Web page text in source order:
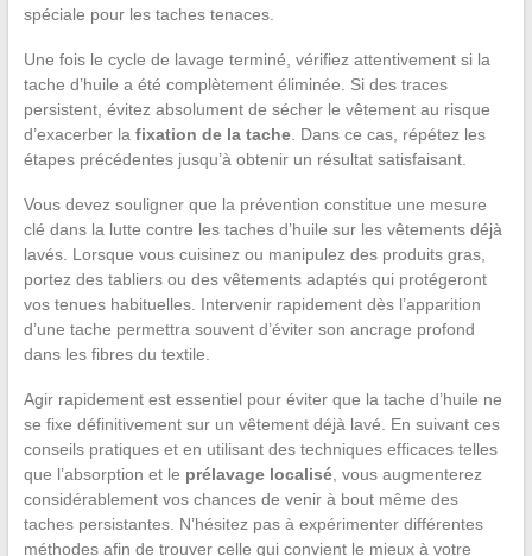
spéciale pour les taches tenaces.
Une fois le cycle de lavage terminé, vérifiez attentivement si la
tache d’huile a été complètement éliminée. Si des traces
persistent, évitez absolument de sécher le vêtement au risque
d’exacerber la fixation de la tache. Dans ce cas, répétez les
étapes précédentes jusqu’à obtenir un résultat satisfaisant.
Vous devez souligner que la prévention constitue une mesure
clé dans la lutte contre les taches d’huile sur les vêtements déjà
lavés. Lorsque vous cuisinez ou manipulez des produits gras,
portez des tabliers ou des vêtements adaptés qui protégeront
vos tenues habituelles. Intervenir rapidement dès l’apparition
d’une tache permettra souvent d’éviter son ancrage profond
dans les fibres du textile.
Agir rapidement est essentiel pour éviter que la tache d’huile ne
se fixe définitivement sur un vêtement déjà lavé. En suivant ces
conseils pratiques et en utilisant des techniques efficaces telles
que l’absorption et le prélavage localisé, vous augmenterez
considérablement vos chances de venir à bout même des
taches persistantes. N’hésitez pas à expérimenter différentes
méthodes afin de trouver celle qui convient le mieux à votre